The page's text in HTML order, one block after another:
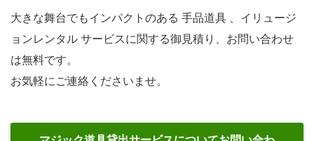
大きな舞台でもインパクトのある 手品道具 、イリュージ
ョンレンタル サービスに関する御見積り、お問い合わせ
は無料です。
お気軽にご連絡くださいませ。